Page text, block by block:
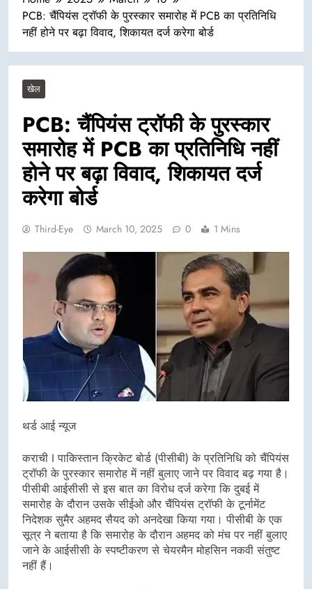
PCB: चैंपियंस ट्रॉफी के पुरस्कार समारोह में PCB का प्रतिनिधि
नहीं होने पर बढ़ा विवाद, शिकायत दर्ज करेगा बोर्ड
खेल
PCB: चैंपियंस ट्रॉफी के पुरस्कार
समारोह में PCB का प्रतिनिधि नहीं
होने पर बढ़ा विवाद, शिकायत दर्ज
करेगा बोर्ड
Third-Eye March 10, 2025 0 1 Mins
थर्ड आई न्यूज
कराची I पाकिस्तान क्रिकेट बोर्ड (पीसीबी) के प्रतिनिधि को चैंपियंस
ट्रॉफी के पुरस्कार समारोह में नहीं बुलाए जाने पर विवाद बढ़ गया है।
पीसीबी आईसीसी से इस बात का विरोध दर्ज करेगा कि दुबई में
समारोह के दौरान उसके सीईओ और चैंपियंस ट्रॉफी के टूर्नामेंट
निदेशक सुमैर अहमद सैयद को अनदेखा किया गया। पीसीबी के एक
सूत्र ने बताया है कि समारोह के दौरान अहमद को मंच पर नहीं बुलाए
जाने के आईसीसी के स्पष्टीकरण से चेयरमैन मोहसिन नकवी संतुष्ट
नहीं हैं।